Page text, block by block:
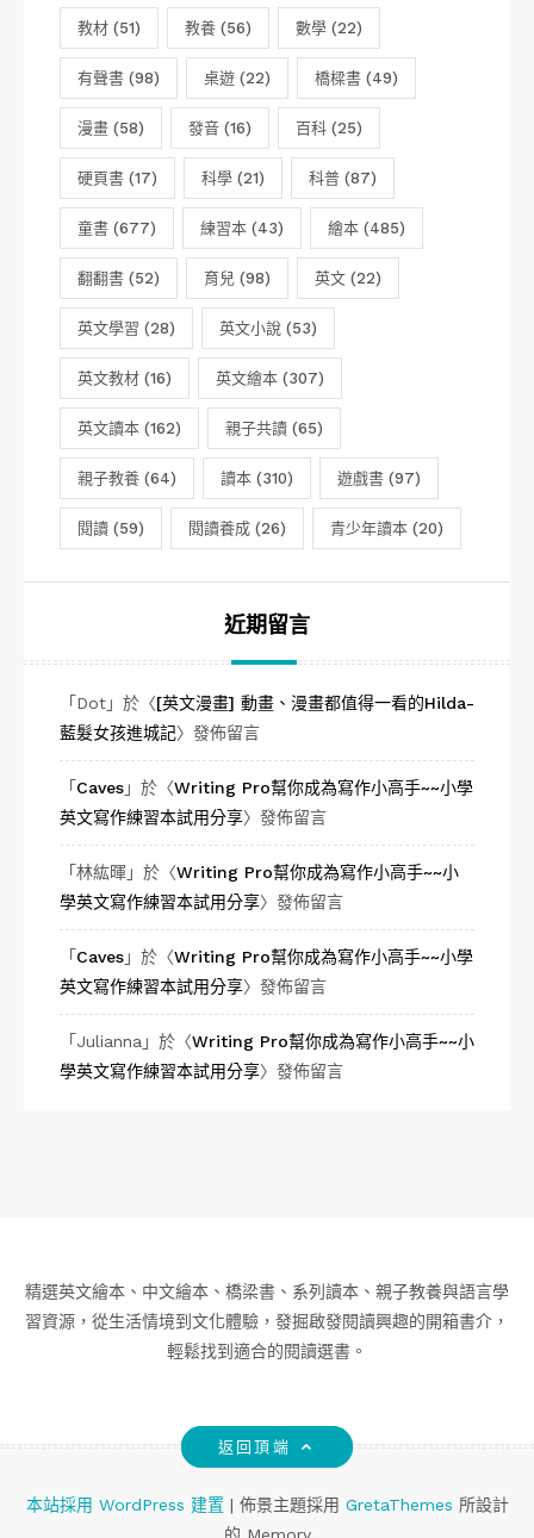
教材 (51) 教養 (56) 數學 (22)
有聲書 (98) 桌遊 (22) 橋樑書 (49)
漫畫 (58) 發音 (16) 百科 (25)
硬頁書 (17) 科學 (21) 科普 (87)
童書 (677) 練習本 (43) 繪本 (485)
翻翻書 (52) 育兒 (98) 英文 (22)
英文學習 (28) 英文小說 (53)
英文教材 (16) 英文繪本 (307)
英文讀本 (162) 親子共讀 (65)
親子教養 (64) 讀本 (310) 遊戲書 (97)
閱讀 (59) 閱讀養成 (26) 青少年讀本 (20)
近期留言
「 Dot」於〈[英文漫畫] 動畫、漫畫都值得一看的Hilda-
藍髮女孩進城記〉發佈留言
「 Caves」於〈Writing Pro幫你成為寫作小高手~~小學
英文寫作練習本試用分享〉發佈留言
「林紘暉 」於〈Writing Pro幫你成為寫作小高手~~小
學英文寫作練習本試用分享〉發佈留言
「 Caves」於〈Writing Pro幫你成為寫作小高手~~小學
英文寫作練習本試用分享〉發佈留言
「 Julianna 」於〈Writing Pro幫你成為寫作小高手~~小
學英文寫作練習本試用分享〉發佈留言
精選英文繪本、中文繪本、橋梁書、系列讀本、親子教養與語言學
習資源，從生活情境到文化體驗，發掘啟發閱讀興趣的開箱書介，
輕鬆找到適合的閱讀選書。
返回頂端
本站採用 WordPress 建置 | 佈景主題採用 GretaThemes 所設計
的 Memory